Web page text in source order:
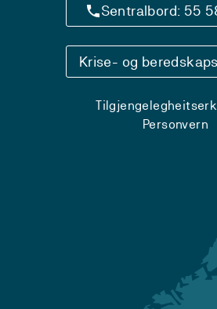
Sentralbord: 55
Krise- og
Personvern